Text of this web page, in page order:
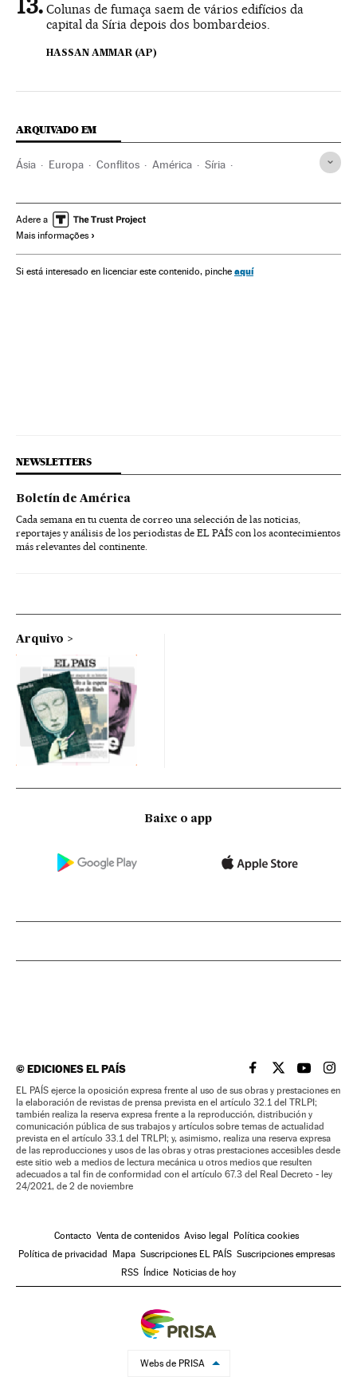
Colunas de fumaça saem de vários edifícios da
capital da Síria depois dos bombardeios.
HASSAN AMMAR (AP)
ARQUIVADO EM
Ásia Europa Conflitos América Síria
Estados Unidos Rússia
América do Norte
Adere a
Mais informações
Si está interesado en licenciar este contenido, pinche aquí
NEWSLETTERS
Boletín de América
Cada semana en tu cuenta de correo una selección de las noticias,
reportajes y análisis de los periodistas de EL PAÍS con los acontecimientos
más relevantes del continente.
Arquivo
Baixe o app
©EDICIONES EL PAÍS EL PAÍS BRASIL EN
EL PAÍSEL PAÍS
EL
EL PAÍS ejerce la oposición expresa frente al uso de sus obras y prestaciones en
la elaboración de revistas de prensa prevista en el artículo 32.1 del TRLPI;
también realiza la reserva expresa frente a la reproducción, distribución y
comunicación pública de sus trabajos y artículos sobre temas de actualidad
prevista en el artículo 33.1 del TRLPI; y, asimismo, realiza una reserva expresa
de las reproducciones y usos de las obras y otras prestaciones accesibles desde
este sitio web a medios de lectura mecánica u otros medios que resulten
adecuados a tal fin de conformidad con el artículo 67.3 del Real Decreto - ley
24/2021, de 2 de noviembre
Contacto Venta de contenidos Aviso legal
Política cookies
Política de privacidad
Mapa Suscripciones EL PAÍS Suscripciones empresas
RSS
Índice Noticias de hoy
Webs de PRISA